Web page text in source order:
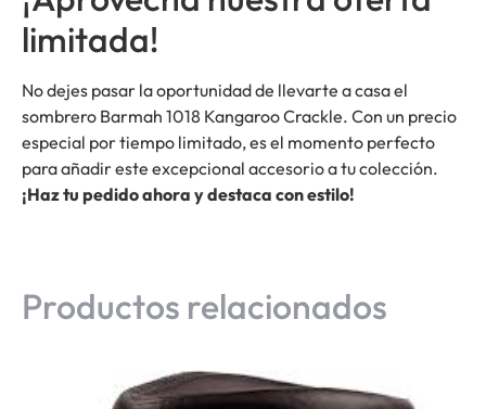
limitada!
No dejes pasar la oportunidad de llevarte a casa el
sombrero Barmah 1018 Kangaroo Crackle. Con un precio
especial por tiempo limitado, es el momento perfecto
para añadir este excepcional accesorio a tu colección.
¡Haz tu pedido ahora y destaca con estilo!
Productos relacionados